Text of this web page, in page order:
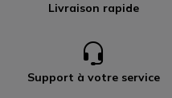
Livraison rapide
Support à votre service